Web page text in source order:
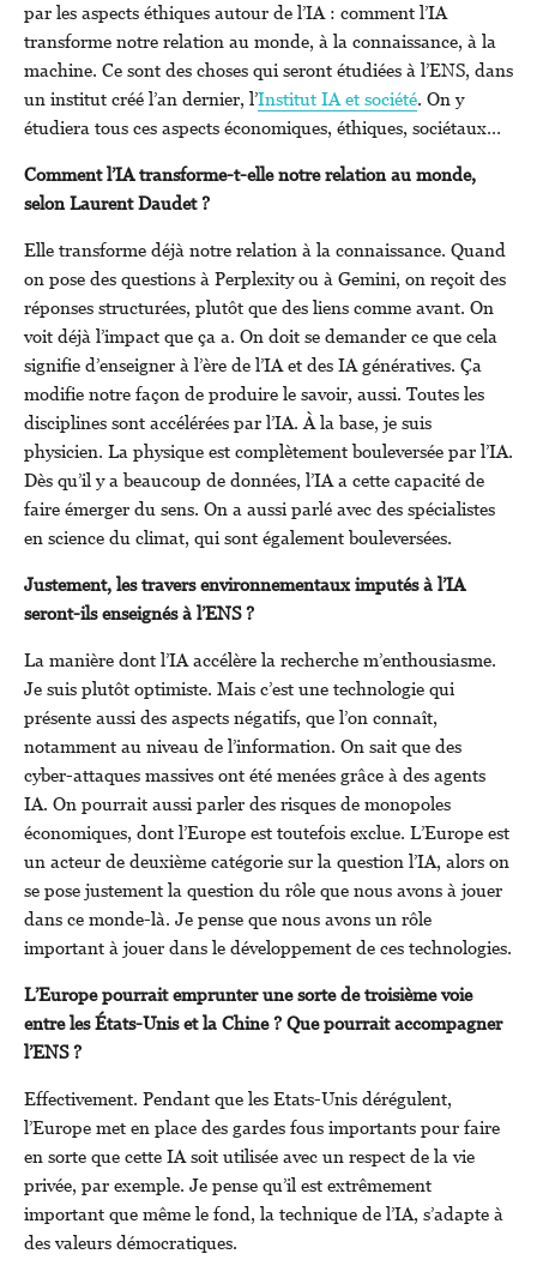
par les aspects éthiques autour de l’IA : comment l’IA
transforme notre relation au monde, à la connaissance, à la
machine. Ce sont des choses qui seront étudiées à l’ENS, dans
un institut créé l’an dernier, l’Institut IA et société. On y
étudiera tous ces aspects économiques, éthiques, sociétaux…
Comment l’IA transforme-t-elle notre relation au monde,
selon Laurent Daudet ?
Elle transforme déjà notre relation à la connaissance. Quand
on pose des questions à Perplexity ou à Gemini, on reçoit des
réponses structurées, plutôt que des liens comme avant. On
voit déjà l’impact que ça a. On doit se demander ce que cela
signifie d’enseigner à l’ère de l’IA et des IA génératives. Ça
modifie notre façon de produire le savoir, aussi. Toutes les
disciplines sont accélérées par l’IA. À la base, je suis
physicien. La physique est complètement bouleversée par l’IA.
Dès qu’il y a beaucoup de données, l’IA a cette capacité de
faire émerger du sens. On a aussi parlé avec des spécialistes
en science du climat, qui sont également bouleversées.
Justement, les travers environnementaux imputés à l’IA
seront-ils enseignés à l’ENS ?
La manière dont l’IA accélère la recherche m’enthousiasme.
Je suis plutôt optimiste. Mais c’est une technologie qui
présente aussi des aspects négatifs, que l’on connaît,
notamment au niveau de l’information. On sait que des
cyber-attaques massives ont été menées grâce à des agents
IA. On pourrait aussi parler des risques de monopoles
économiques, dont l’Europe est toutefois exclue. L’Europe est
un acteur de deuxième catégorie sur la question l’IA, alors on
se pose justement la question du rôle que nous avons à jouer
dans ce monde-là. Je pense que nous avons un rôle
important à jouer dans le développement de ces technologies.
L’Europe pourrait emprunter une sorte de troisième voie
entre les États-Unis et la Chine ? Que pourrait accompagner
l’ENS ?
Effectivement. Pendant que les Etats-Unis dérégulent,
l’Europe met en place des gardes fous importants pour faire
en sorte que cette IA soit utilisée avec un respect de la vie
privée, par exemple. Je pense qu’il est extrêmement
important que même le fond, la technique de l’IA, s’adapte à
des valeurs démocratiques.